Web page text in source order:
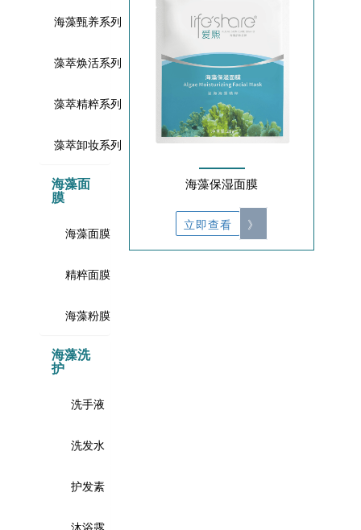
海藻甄养系列
藻萃焕活系列
藻萃精粹系列
藻萃卸妆系列
海藻面
膜
海藻面膜
精粹面膜
海藻粉膜
海藻洗
护
洗手液
洗发水
护发素
海藻保湿面膜
立即查看 》